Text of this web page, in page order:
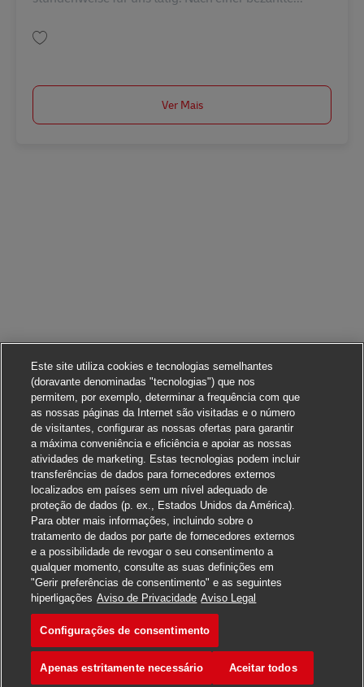
Candidate-se
Favoritar
Ver Mais
Este site utiliza cookies e tecnologias semelhantes
(doravante denominadas "tecnologias") que nos
permitem, por exemplo, determinar a frequência com que
as nossas páginas da Internet são visitadas e o número
de visitantes, configurar as nossas ofertas para garantir
a máxima conveniência e eficiência e apoiar as nossas
atividades de marketing. Estas tecnologias podem incluir
transferências de dados para fornecedores externos
localizados em países sem um nível adequado de
proteção de dados (p. ex., Estados Unidos da América).
Para obter mais informações, incluindo sobre o
tratamento de dados por parte de fornecedores externos
e a possibilidade de revogar o seu consentimento a
qualquer momento, consulte as suas definições em
"Gerir preferências de consentimento" e as seguintes
hiperligações Aviso de Privacidade Aviso Legal
Configurações de consentimento
Apenas estritamente necessário Aceitar todos